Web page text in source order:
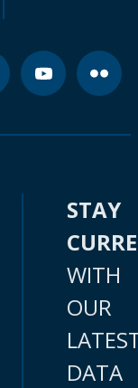
STAY
WITH
OUR
DATA